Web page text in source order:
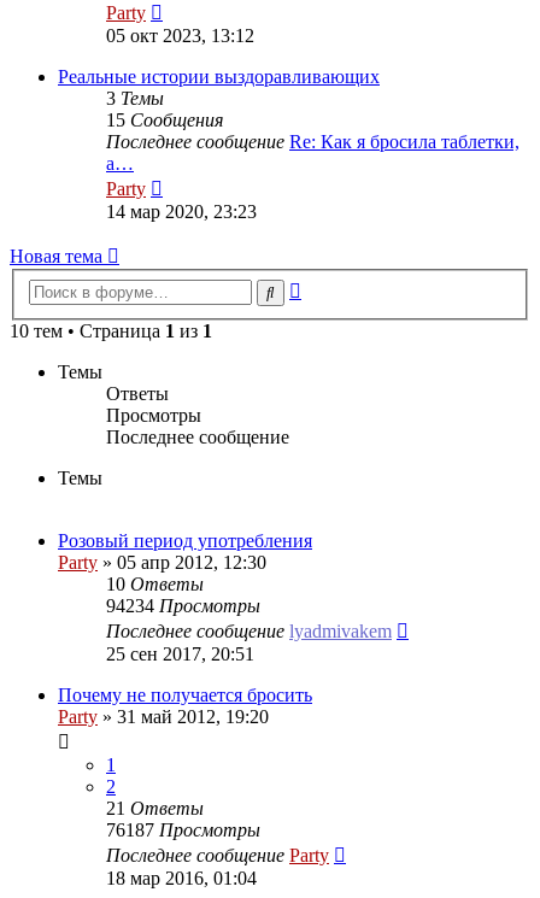
Party
к
последнему
сообщению
05 окт 2023, 13:12
Реальные истории выздоравливающих
3 Темы
15 Сообщения
Последнее сообщение Re: Как я бросила таблетки,
а…
Party
к
последнему
14 мар 2020, 23:23
Новая
тема
Новая тема
Поиск
10 тем • Страница 1 из 1
Темы
Ответы
Просмотры
Последнее сообщение
Темы
Розовый период употребления
Party » 05 апр 2012, 12:30
10 Ответы
94234 Просмотры
Последнее сообщение lyadmivakem
25 сен 2017, 20:51
Почему не получается бросить
Party » 31 май 2012, 19:20
1
2
21 Ответы
76187 Просмотры
Последнее сообщение Party
18 мар 2016, 01:04